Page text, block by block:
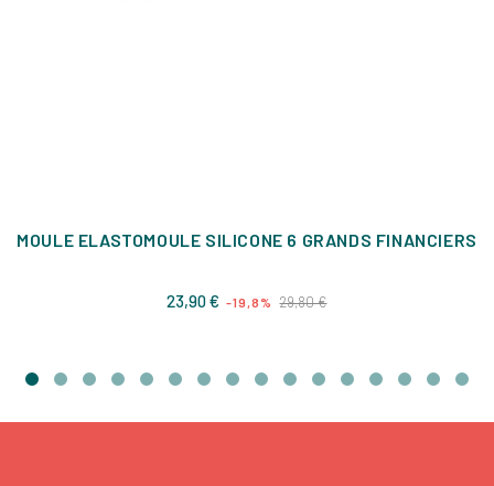
MOULE ELASTOMOULE SILICONE 6 GRANDS FINANCIERS
23,90 € Prix
-19,8% 29,80 €Prix